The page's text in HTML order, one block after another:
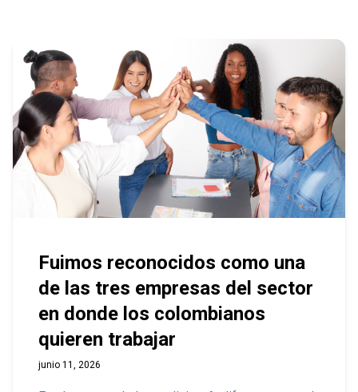
Fuimos reconocidos como una
de las tres empresas del sector
en donde los colombianos
quieren trabajar
junio 11, 2026